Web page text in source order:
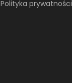
Polityka prywatności